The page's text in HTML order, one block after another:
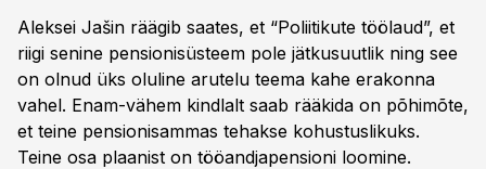
Aleksei Jašin räägib saates, et “Poliitikute töölaud”, et
riigi senine pensionisüsteem pole jätkusuutlik ning see
on olnud üks oluline arutelu teema kahe erakonna
vahel. Enam-vähem kindlalt saab rääkida on põhimõte,
et teine pensionisammas tehakse kohustuslikuks.
Teine osa plaanist on tööandjapensioni loomine.